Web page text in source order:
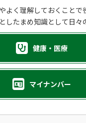
よく理解しておくこと
たまめ知識として日々
健康・医療
マイナンバー